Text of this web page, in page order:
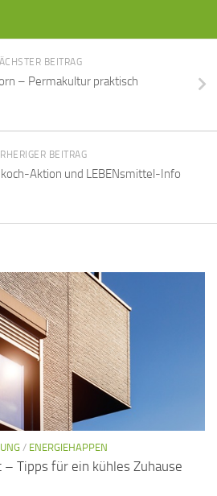
BEITRAG
– Permakultur praktisch
BEITRAG
Aktion und LEBENsmittel-Info
/ ENERGIEHAPPEN
Tipps für ein kühles Zuhause